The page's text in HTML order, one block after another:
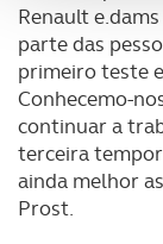
analisar dados
Adicionalmente
utilização do
parceiros e
O ACP
dados pessoais
Renault
parte das
primeiro teste
Conhecemo-
continuar a
terceira
ainda melhor
Prost.